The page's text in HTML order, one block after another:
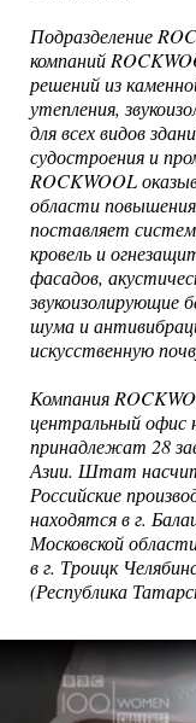
Подразделение
компаний
решений из
утепления,
для всех видов
судостроения и
ROCKWOOL
области
поставляет
кровель и
фасадов,
шума и
искусственную
Компания
центральный офис
принадлежат 28
Азии. Штат
Российские
находятся в г.
Московской
в г. Троицк
(Республика